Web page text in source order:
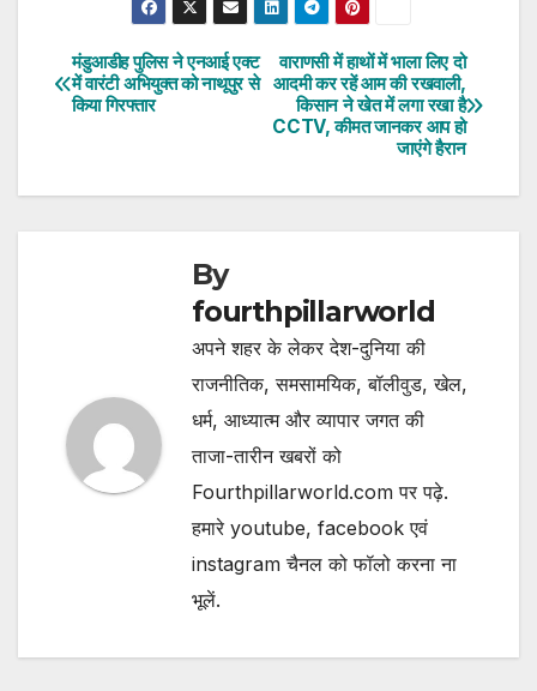
Post
navigation
वाराणसी में हाथों में भाला लिए दो
आदमी कर रहें आम की रखवाली,
किसान ने खेत में लगा रखा है
CCTV, कीमत जानकर आप हो
जाएंगे हैरान
मंडुआडीह पुलिस ने एनआई एक्ट
में वारंटी अभियुक्त को नाथूपुर से
किया गिरफ्तार
By
fourthpillarworld
अपने शहर के लेकर देश-दुनिया की
राजनीतिक, समसामयिक, बॉलीवुड, खेल,
धर्म, आध्यात्म और व्यापार जगत की
ताजा-तारीन खबरों को
Fourthpillarworld.com पर पढ़े.
हमारे youtube, facebook एवं
instagram चैनल को फॉलो करना ना
भूलें.